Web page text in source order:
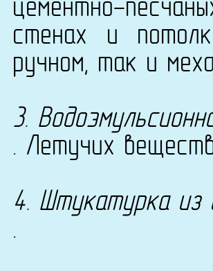
цементно-
стенах и
ручном, так и
3.
. Летучих
4. Штукатурка из
.